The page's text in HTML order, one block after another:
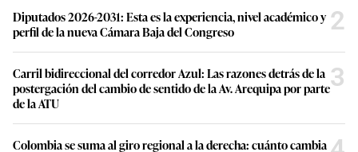
Diputados 2026-2031: Esta es la experiencia, nivel académico y
perfil de la nueva Cámara Baja del Congreso
2
Carril bidireccional del corredor Azul: Las razones detrás de la
postergación del cambio de sentido de la Av. Arequipa por parte
de la ATU
3
Colombia se suma al giro regional a la derecha: cuánto cambia